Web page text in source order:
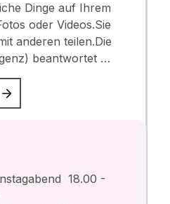
Dinge auf Ihrem
oder Videos.Sie
anderen teilen.Die
beantwortet …
18.00 -